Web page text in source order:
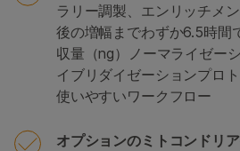
ラリー調製、エンリッチメ
後の増幅までわずか6.5時間
収量（ng）ノーマライゼー
イブリダイゼーションプロ
使いやすいワークフロー
オプションのミトコンドリ